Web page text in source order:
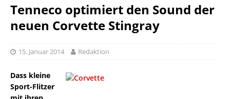
Tenneco optimiert den Sound der
neuen Corvette Stingray
15. Januar 2014 Redaktion
Dass kleine
Sport-Flitzer